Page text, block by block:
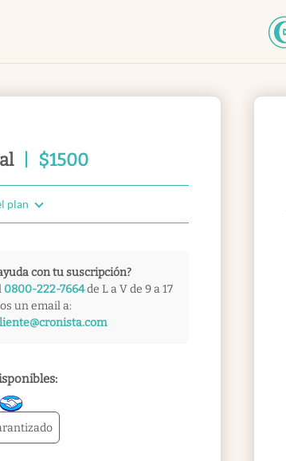
$1500
plan
con tu suscripción?
0800-222-7664de L a V de 9 a 17
un email a: